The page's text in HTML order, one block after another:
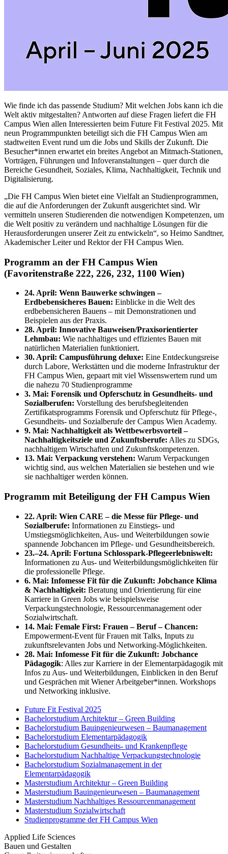
Wie finde ich das passende Studium? Mit welchen Jobs kann ich die
Welt aktiv mitgestalten? Antworten auf diese Fragen liefert die FH
Campus Wien allen Interessierten beim Future Fit Festival 2025. Mit
neun Programmpunkten beteiligt sich die FH Campus Wien am
stadtweiten Event rund um die Jobs und Skills der Zukunft. Die
Besucher*innen erwartet ein breites Angebot an Mitmach-Stationen,
Vorträgen, Führungen und Infoveranstaltungen – quer durch die
Bereiche Gesundheit, Soziales, Klima, Nachhaltigkeit, Technik und
Digitalisierung.
„Die FH Campus Wien bietet eine Vielfalt an Studienprogrammen,
die auf die Anforderungen der Zukunft ausgerichtet sind. Wir
vermitteln unseren Studierenden die notwendigen Kompetenzen, um
die Welt positiv zu verändern und nachhaltige Lösungen für die
Herausforderungen unserer Zeit zu entwickeln“, so Heimo Sandtner,
Akademischer Leiter und Rektor der FH Campus Wien.
Programm an der FH Campus Wien
(Favoritenstraße 222, 226, 232, 1100 Wien)
24. April: Wenn Bauwerke schwingen –
Erdbebensicheres Bauen: Einblicke in die Welt des
erdbebensicheren Bauens – mit Demonstrationen und
Beispielen aus der Praxis.
28. April: Innovative Bauweisen/Praxisorientierter
Lehmbau: Wie nachhaltiges und effizientes Bauen mit
natürlichen Materialien funktioniert.
30. April: Campusführung deluxe: Eine Entdeckungsreise
durch Labore, Werkstätten und die moderne Infrastruktur der
FH Campus Wien, gepaart mit viel Wissenswertem rund um
die nahezu 70 Studienprogramme
3. Mai: Forensik und Opferschutz in Gesundheits- und
Sozialberufen: Vorstellung des berufsbegleitenden
Zertifikatsprogramms Forensik und Opferschutz für Pflege-,
Gesundheits- und Sozialberufe der Campus Wien Academy.
9. Mai: Nachhaltigkeit als Wettbewerbsvorteil –
Nachhaltigkeitsziele und Zukunftsberufe: Alles zu SDGs,
nachhaltigem Wirtschaften und Zukunftskompetenzen.
13. Mai: Verpackung verstehen: Warum Verpackungen
wichtig sind, aus welchen Materialien sie bestehen und wie
sie nachhaltiger werden können.
Programm mit Beteiligung der FH Campus Wien
22. April: Wien CARE – die Messe für Pflege- und
Sozialberufe: Informationen zu Einstiegs- und
Umstiegsmöglichkeiten, Aus- und Weiterbildungen sowie
spannende Jobchancen im Pflege- und Gesundheitsbereich.
23.–24. April: Fortuna Schlosspark-Pflegeerlebniswelt:
Informationen zu Aus- und Weiterbildungsmöglichkeiten für
die professionelle Pflege.
6. Mai: Infomesse Fit für die Zukunft: Jobchance Klima
& Nachhaltigkeit: Beratung und Orientierung für eine
Karriere in Green Jobs wie beispielsweise
Verpackungstechnologie, Ressourcenmanagement oder
Sozialwirtschaft.
14. Mai: Female First: Frauen – Beruf – Chancen:
Empowerment-Event für Frauen mit Talks, Inputs zu
zukunftsrelevanten Jobs und Networking-Möglichkeiten.
28. Mai: Infomesse Fit für die Zukunft: Jobchance
Pädagogik: Alles zur Karriere in der Elementarpädagogik mit
Infos zu Aus- und Weiterbildungen, Einblicken in den Beruf
und Gesprächen mit Wiener Arbeitgeber*innen. Workshops
und Networking inklusive.
Future Fit Festival 2025
Bachelorstudium Architektur – Green Building
Bachelorstudium Bauingenieurwesen – Baumanagement
Bachelorstudium Elementarpädagogik
Bachelorstudium Gesundheits- und Krankenpflege
Bachelorstudium Nachhaltige Verpackungstechnologie
Bachelorstudium Sozialmanagement in der
Elementarpädagogik
Masterstudium Architektur – Green Building
Masterstudium Bauingenieurwesen – Baumanagement
Masterstudium Nachhaltiges Ressourcenmanagement
Masterstudium Sozialwirtschaft
Studienprogramme der FH Campus Wien
Applied Life Sciences
Bauen und Gestalten